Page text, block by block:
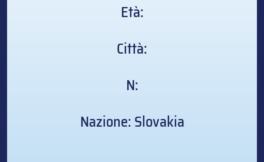
Età:
Città:
N:
Nazione: Slovakia